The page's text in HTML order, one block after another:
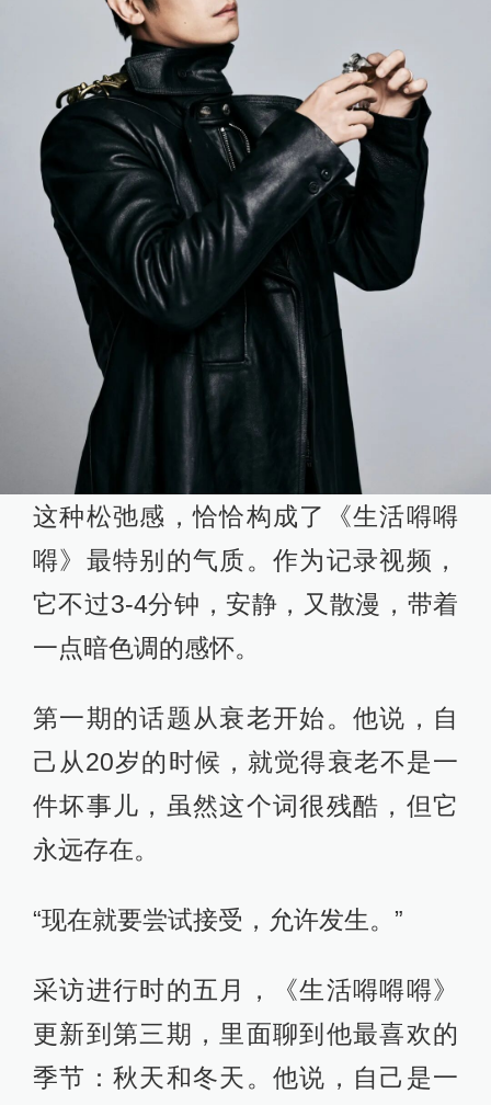
这种松弛感，恰恰构成了《生活嘚嘚
嘚》最特别的气质。作为记录视频，
它不过3-4分钟，安静，又散漫，带着
一点暗色调的感怀。
第一期的话题从衰老开始。他说，自
己从20岁的时候，就觉得衰老不是一
件坏事儿，虽然这个词很残酷，但它
永远存在。
“现在就要尝试接受，允许发生。”
采访进行时的五月，《生活嘚嘚嘚》
更新到第三期，里面聊到他最喜欢的
季节：秋天和冬天。他说，自己是一